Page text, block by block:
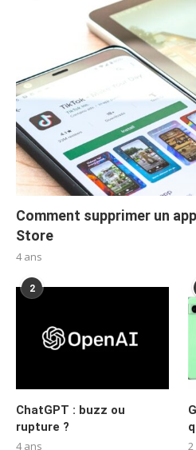
Comment supprimer un
Store
4 ans
2
ChatGPT : buzz ou
rupture ?
4 ans